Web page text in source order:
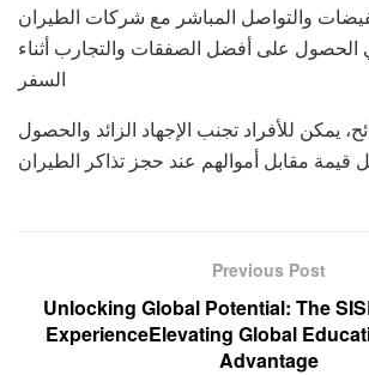
والتواصل المباشر مع شركات الطيران
على أفضل الصفقات والتجارب أثناء
السفر
يمكن للأفراد تجنب الإجهاد الزائد والحصول
مقابل أموالهم عند حجز تذاكر الطيران
Previous Post
Unlocking Global Potential: The
ExperienceElevating Global
Advantage